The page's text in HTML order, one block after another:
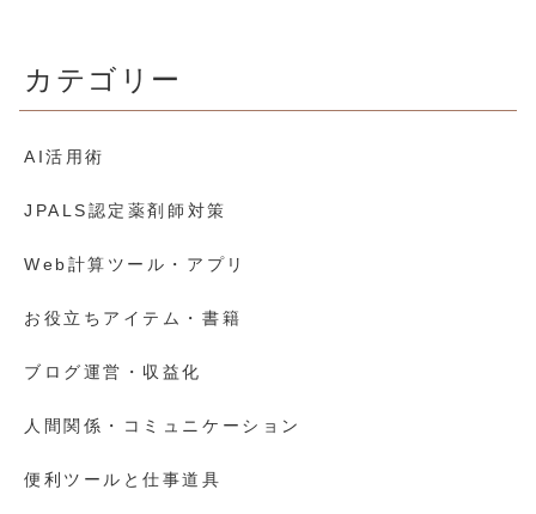
カテゴリー
AI活用術
JPALS認定薬剤師対策
Web計算ツール・アプリ
お役立ちアイテム・書籍
ブログ運営・収益化
人間関係・コミュニケーション
便利ツールと仕事道具